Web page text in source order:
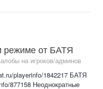
режиме от БАТЯ
на игроков/админов
playerinfo/1842217 БАТЯ
877158 Неоднократные